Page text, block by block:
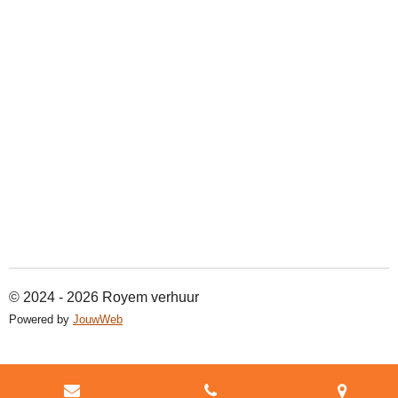
© 2024 - 2026 Royem verhuur
Powered by JouwWeb